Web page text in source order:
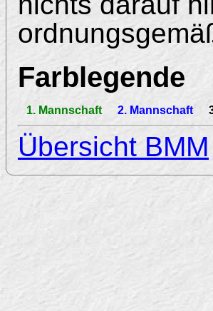
Farblegende
1. Mannschaft 2. Mannschaft
Übersicht BMM